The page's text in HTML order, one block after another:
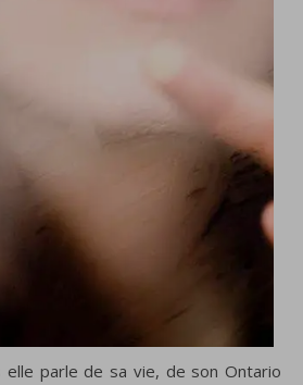
parle de sa vie, de son Ontario